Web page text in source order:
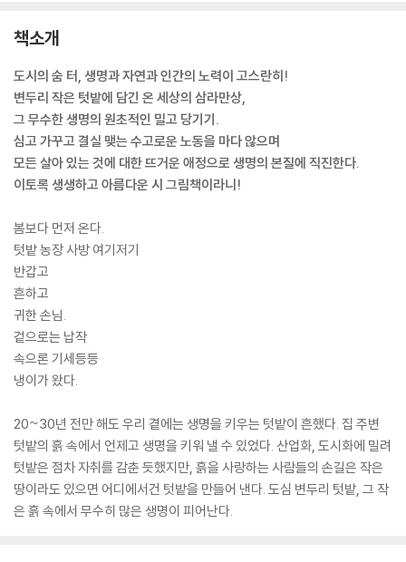
책소개
도시의 숨 터, 생명과 자연과 인간의 노력이 고스란히!
변두리 작은 텃밭에 담긴 온 세상의 삼라만상,
그 무수한 생명의 원초적인 밀고 당기기.
심고 가꾸고 결실 맺는 수고로운 노동을 마다 않으며
모든 살아 있는 것에 대한 뜨거운 애정으로 생명의 본질에 직진한다.
이토록 생생하고 아름다운 시 그림책이라니!
봄보다 먼저 온다.
텃밭 농장 사방 여기저기
반갑고
흔하고
귀한 손님.
겉으로는 납작
속으론 기세등등
냉이가 왔다.
20~30년 전만 해도 우리 곁에는 생명을 키우는 텃밭이 흔했다. 집 주변
텃밭의 흙 속에서 언제고 생명을 키워 낼 수 있었다. 산업화, 도시화에 밀려
텃밭은 점차 자취를 감춘 듯했지만, 흙을 사랑하는 사람들의 손길은 작은
땅이라도 있으면 어디에서건 텃밭을 만들어 낸다. 도심 변두리 텃밭, 그 작
은 흙 속에서 무수히 많은 생명이 피어난다.